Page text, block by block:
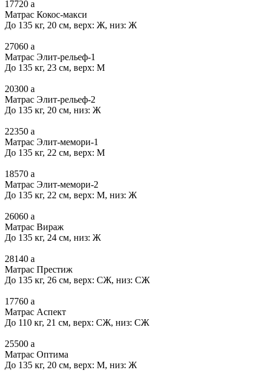
17720 a
Матрас Кокос-макси
До 135 кг, 20 см, верх: Ж, низ: Ж
27060 a
Матрас Элит-рельеф-1
До 135 кг, 23 см, верх: М
20300 a
Матрас Элит-рельеф-2
До 135 кг, 20 см, низ: Ж
22350 a
Матрас Элит-мемори-1
До 135 кг, 22 см, верх: М
18570 a
Матрас Элит-мемори-2
До 135 кг, 22 см, верх: М, низ: Ж
26060 a
Матрас Вираж
До 135 кг, 24 см, низ: Ж
28140 a
Матрас Престиж
До 135 кг, 26 см, верх: СЖ, низ: СЖ
17760 a
Матрас Аспект
До 110 кг, 21 см, верх: СЖ, низ: СЖ
25500 a
Матрас Оптима
До 135 кг, 20 см, верх: М, низ: Ж